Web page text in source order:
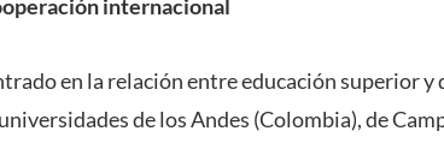
internacional
en la relación entre educación superior
de los Andes (Colombia), de